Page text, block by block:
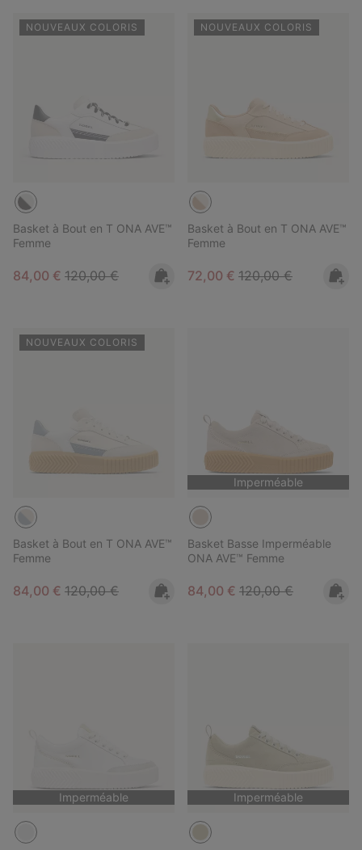
NOUVEAUX COLORIS
Basket à Bout en T ONA AVE™
Femme
Sale price:
84,00 € Regular price:
120,00 €
NOUVEAUX COLORIS
Basket à Bout en T ONA AVE™
Femme
Sale price:
72,00 € Regular price:
120,00 €
NOUVEAUX COLORIS
Basket à Bout en T ONA AVE™
Femme
Sale price:
84,00 € Regular price:
120,00 €
Imperméable
Basket Basse Imperméable
ONA AVE™ Femme
Sale price:
84,00 € Regular price:
120,00 €
Imperméable Imperméable